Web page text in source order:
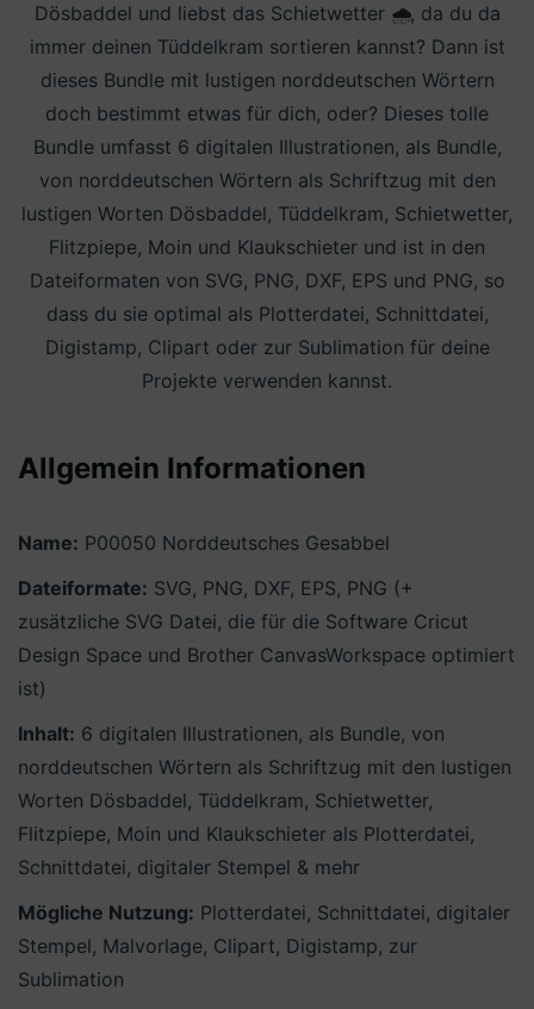
Dösbaddel und liebst das Schietwetter
, da du da
immer deinen Tüddelkram sortieren kannst? Dann ist
dieses Bundle mit lustigen norddeutschen Wörtern
doch bestimmt etwas für dich, oder? Dieses tolle
Bundle umfasst 6 digitalen Illustrationen, als Bundle,
von norddeutschen Wörtern als Schriftzug mit den
lustigen Worten Dösbaddel, Tüddelkram, Schietwetter,
Flitzpiepe, Moin und Klaukschieter und ist in den
Dateiformaten von SVG, PNG, DXF, EPS und PNG, so
dass du sie optimal als Plotterdatei, Schnittdatei,
Digistamp, Clipart oder zur Sublimation für deine
Projekte verwenden kannst.
Allgemein Informationen
Name: P00050 Norddeutsches Gesabbel
Dateiformate: SVG, PNG, DXF, EPS, PNG (+
zusätzliche SVG Datei, die für die Software Cricut
Design Space und Brother CanvasWorkspace optimiert
ist)
Inhalt: 6 digitalen Illustrationen, als Bundle, von
norddeutschen Wörtern als Schriftzug mit den lustigen
Worten Dösbaddel, Tüddelkram, Schietwetter,
Flitzpiepe, Moin und Klaukschieter als Plotterdatei,
Schnittdatei, digitaler Stempel & mehr
Mögliche Nutzung: Plotterdatei, Schnittdatei, digitaler
Stempel, Malvorlage, Clipart, Digistamp, zur
Sublimation